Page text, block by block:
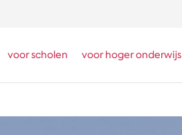
voor scholen voor hoger onderwijs